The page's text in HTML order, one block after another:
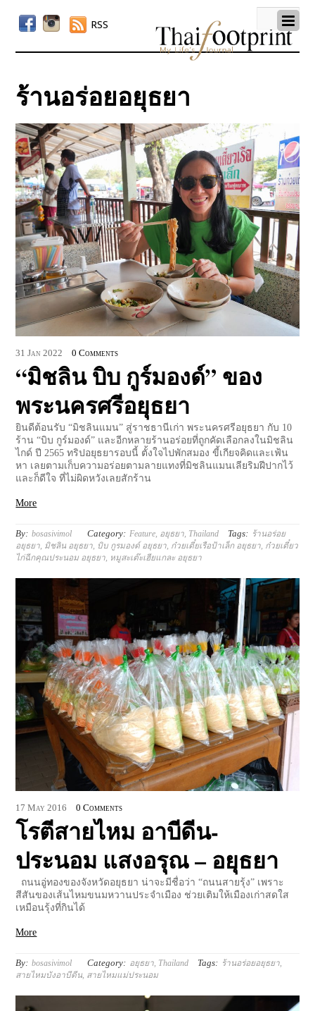
RSS
ร้านอร่อยอยุธยา
31 Jan 2022 0 Comments
“มิชลิน บิบ กูร์มองด์” ของ
พระนครศรีอยุธยา
ยินดีต้อนรับ “มิชลินแมน” สู่ราชธานีเก่า พระนครศรีอยุธยา กับ 10
ร้าน “บิบ กูร์มองด์” และอีกหลายร้านอร่อยที่ถูกคัดเลือกลงในมิชลิน
ไกด์ ปี 2565 ทริปอยุธยารอบนี้ ตั้งใจไปพักสมอง ขี้เกียจคิดและเฟ้น
หา เลยตามเก็บความอร่อยตามลายแทงที่มิชลินแมนเลียริมฝีปากไว้
และก็ดีใจ ที่ไม่ผิดหวังเลยสักร้าน
More
By: bosasivimol Category: Feature อยุธยา Thailand Tags: ร้านอร่อย
อยุธยา มิชลิน อยุธยา บิบ กูรมองด์ อยุธยา ก๋วยเตี๋ยเรือป้าเล็ก อยุธยา ก๋วยเตี๋ยว
ไก่ฉีกคุณประนอม อยุธยา หมูสะเต๊ะเฮียแกละ อยุธยา
17 May 2016 0 Comments
โรตีสายไหม อาบีดีน-
ประนอม แสงอรุณ – อยุธยา
ถนนอู่ทองของจังหวัดอยุธยา น่าจะมีชื่อว่า “ถนนสายรุ้ง” เพราะ
สีสันของเส้นไหมขนมหวานประจำเมือง ช่วยเติมให้เมืองเก่าสดใส
เหมือนรุ้งที่กินได้
More
By: bosasivimol Category: อยุธยา, Thailand Tags: ร้านอร่อยอยุธยา,
สายไหมบังอาบีดีน, สายไหมแม่ประนอม